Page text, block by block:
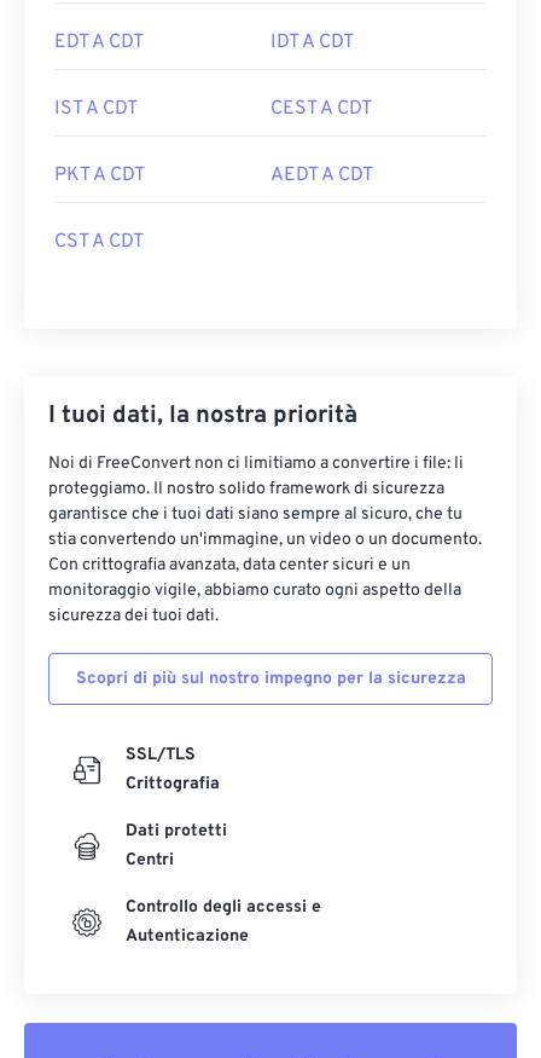
EDT A CDT IDT A CDT
IST A CDT CEST A CDT
PKT A CDT AEDT A CDT
CST A CDT
I tuoi dati, la nostra priorità
Noi di FreeConvert non ci limitiamo a convertire i file: li
proteggiamo. Il nostro solido framework di sicurezza
garantisce che i tuoi dati siano sempre al sicuro, che tu
stia convertendo un'immagine, un video o un documento.
Con crittografia avanzata, data center sicuri e un
monitoraggio vigile, abbiamo curato ogni aspetto della
sicurezza dei tuoi dati.
Scopri di più sul nostro impegno per la sicurezza
SSL/TLS
Crittografia
Dati protetti
Centri
Controllo degli accessi e
Autenticazione